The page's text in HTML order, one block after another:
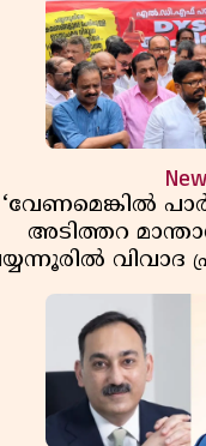
‘വേണമെങ്കിൽ
അടിത്തറ
വിവാദ
കെ